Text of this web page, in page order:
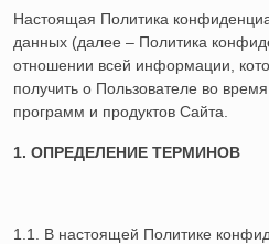
Настоящая Политика
данных (далее – Политика
отношении всей информации,
получить о Пользователе во
программ и продуктов Сайта.
1. ОПРЕДЕЛЕНИЕ ТЕРМИНОВ
1.1. В настоящей Политике